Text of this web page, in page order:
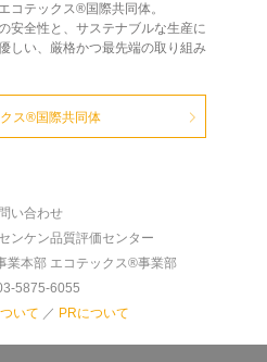
コテックス®国際共同体。
安全性と、サステナブルな生産に
しい、厳格かつ最先端の取り組み
ス®国際共同体
い合わせ
ンケン品質評価センター
業本部 エコテックス®事業部
5875-6055
いて ／ PRについて